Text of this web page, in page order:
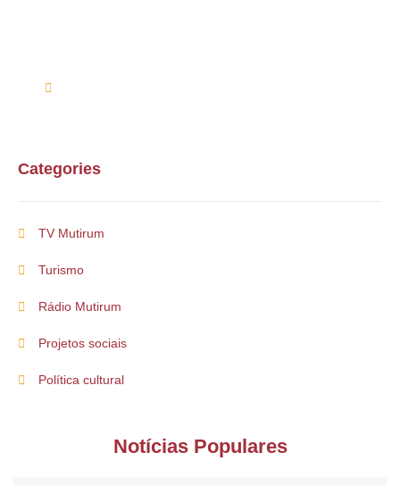
Categories
TV Mutirum
Turismo
Rádio Mutirum
Projetos sociais
Política cultural
Notícias Populares